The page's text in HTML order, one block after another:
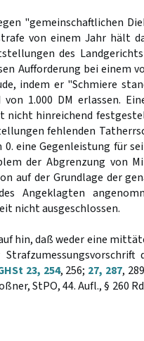
"gemeinschaftlichen
von einem Jahr hält
des
Aufforderung bei einem
indem er "Schmiere
von 1.000 DM erlassen.
nicht hinreichend
fehlenden
0. eine Gegenleistung für
der Abgrenzung von
auf der Grundlage der
Angeklagten
nicht ausgeschlossen.
hin, daß weder eine
23, 254, 256; 27, 287,
StPO, 44. Aufl., § 260